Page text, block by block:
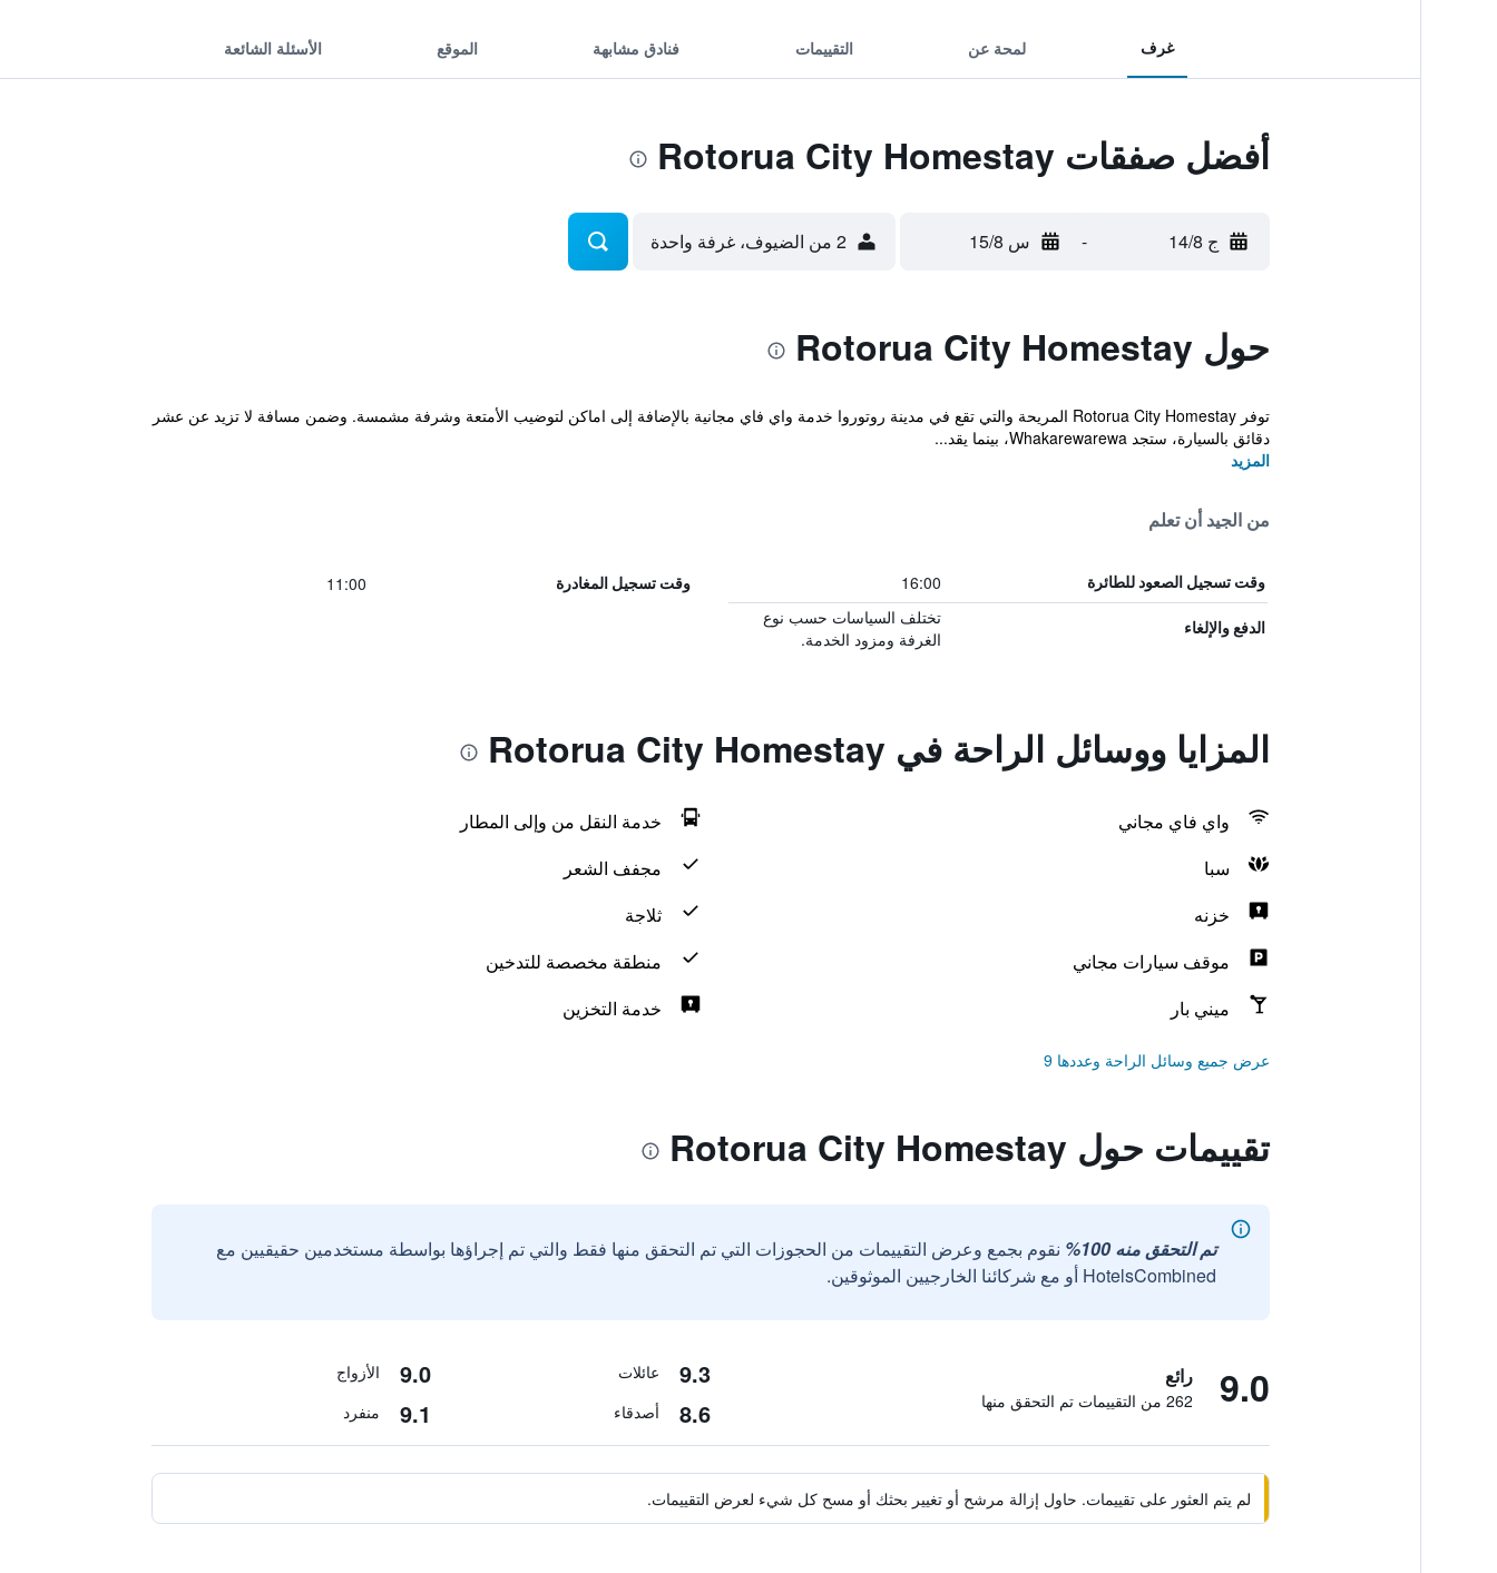
غرف لمحة عن التقييمات فنادق مشابهة الموقع الأسئلة الشائعة
أفضل صفقات Rotorua City Homestay
ج 14/8 - س 15/8 2 من الضيوف، غرفة واحدة
حول Rotorua City Homestay
توفر Rotorua City Homestay المريحة والتي تقع في مدينة روتوروا خدمة واي فاي مجانية بالإضافة إلى اماكن لتوضيب الأمتعة وشرفة مشمسة. وضمن مسافة لا تزيد عن عشر
دقائق بالسيارة، ستجد Whakarewarewa، بينما يقد...
المزيد
من الجيد أن تعلم
وقت تسجيل الصعود للطائرة 16:00 وقت تسجيل المغادرة 11:00
الدفع والإلغاء
تختلف السياسات حسب نوع
الغرفة ومزود الخدمة.
المزايا ووسائل الراحة في Rotorua City Homestay
واي فاي مجاني
خدمة النقل من وإلى المطار
سبا
مجفف الشعر
خزنه
ثلاجة
موقف سيارات مجاني
منطقة مخصصة للتدخين
ميني بار
خدمة التخزين
عرض جميع وسائل الراحة وعددها 9
تقييمات حول Rotorua City Homestay
تم التحقق منه 100%
نقوم بجمع وعرض التقييمات من الحجوزات التي تم التحقق منها فقط والتي تم إجراؤها بواسطة مستخدمين حقيقيين مع
HotelsCombined أو مع شركائنا الخارجيين الموثوقين.
9.0 رائع
262 من التقييمات تم التحقق منها
9.3 عائلات 9.0 الأزواج
8.6 أصدقاء 9.1 منفرد
لم يتم العثور على تقييمات. حاول إزالة مرشح أو تغيير بحثك أو مسح كل شيء لعرض التقييمات.